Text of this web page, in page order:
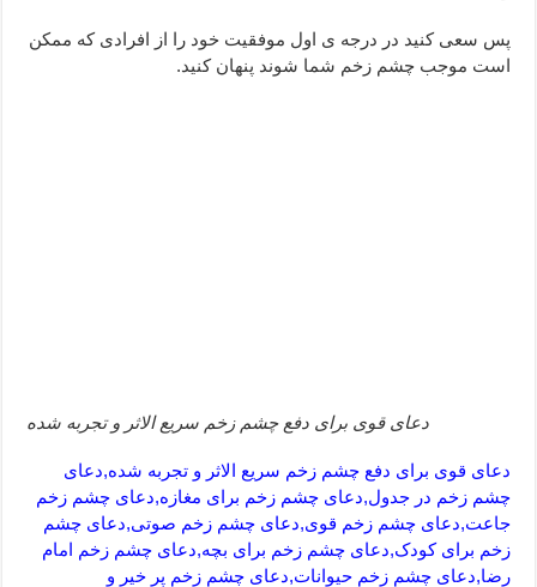
پس سعی کنید در درجه ی اول موفقیت خود را از افرادی که ممکن
است موجب چشم زخم شما شوند پنهان کنید.
دعای قوی برای دفع چشم زخم سریع الاثر و تجربه شده
دعای قوی برای دفع چشم زخم سریع الاثر و تجربه شده,دعای
چشم زخم در جدول,دعای چشم زخم برای مغازه,دعای چشم زخم
جاعت,دعای چشم زخم قوی,دعای چشم زخم صوتی,دعای چشم
زخم برای کودک,دعای چشم زخم برای بچه,دعای چشم زخم امام
رضا,دعای چشم زخم حیوانات,دعای چشم زخم پر خیر و